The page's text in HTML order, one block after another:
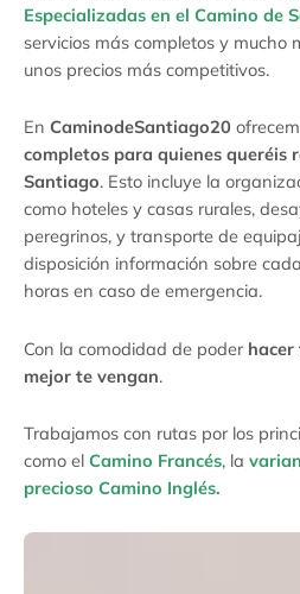
Especializadas en el Camino de
servicios más completos y mucho
unos precios más competitivos.
En CaminodeSantiago20
completos para quienes queréis
Santiago. Esto incluye la
como hoteles y casas rurales,
peregrinos, y transporte de
disposición información sobre
horas en caso de emergencia.
Con la comodidad de poder hacer
mejor te vengan.
Trabajamos con rutas por los
como el Camino Francés, la
precioso Camino Inglés.